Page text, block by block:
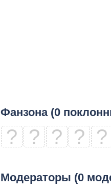
Фанзона (0
? ? ? ? ?
Модераторы (0